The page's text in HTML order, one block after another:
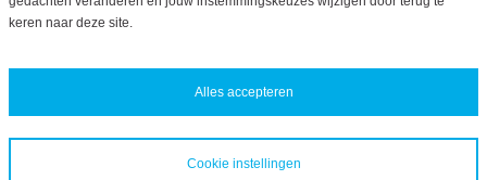
Bekijk alles
keren naar deze site.
Alles accepteren
Cookie instellingen